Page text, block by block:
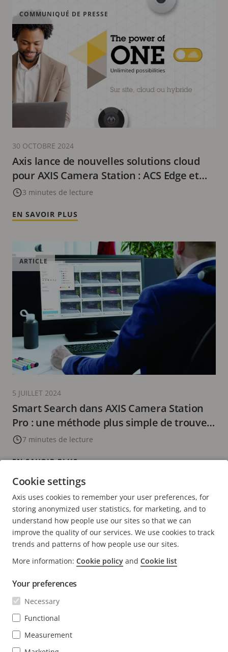
Axis lance de nouvelles solutions cloud
pour AXIS Camera Station : ACS Edge et
Cloud Storage
3 minutes de lecture
COMMUNIQUÉ DE PRESSE
30 OCTOBRE 2024
EN SAVOIR PLUS
Smart Search dans AXIS Camera Station
Pro : une méthode plus simple de trouver
ce que vous cherchez
7 minutes de lecture
ARTICLE
5 JUILLET 2024
EN SAVOIR PLUS
PAGE
ACTUELLE
1 PAGE
2
PAGE
SUIVANTE
>
Nous contacter
Centre d'Expérience
ACTUALITÉS ET TÉMOIGNAGES
Life at Axis
S'ABONNER
Cookie settings
Axis uses cookies to remember your user preferences, for
storing anonymized user statistics, for marketing, and to
understand how people use our sites so that we can
improve the quality of our services. We use cookies to track
trends and patterns of how people use our sites.
More information: Cookie policy and Cookie list
Your preferences
Necessary
Functional
Measurement